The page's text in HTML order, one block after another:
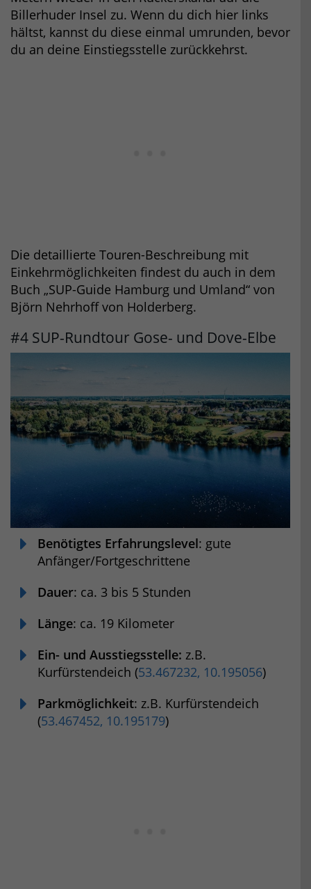
Billerhuder Insel zu. Wenn du dich hier links
hältst, kannst du diese einmal umrunden, bevor
du an deine Einstiegsstelle zurückkehrst.
Die detaillierte Touren-Beschreibung mit
Einkehrmöglichkeiten findest du auch in dem
Buch „SUP-Guide Hamburg und Umland“ von
Björn Nehrhoff von Holderberg.
#4 SUP-Rundtour Gose- und Dove-Elbe
Benötigtes Erfahrungslevel: gute
Anfänger/Fortgeschrittene
Dauer: ca. 3 bis 5 Stunden
Länge: ca. 19 Kilometer
Ein- und Ausstiegsstelle: z.B.
Kurfürstendeich (53.467232, 10.195056)
Parkmöglichkeit: z.B. Kurfürstendeich
(53.467452, 10.195179)